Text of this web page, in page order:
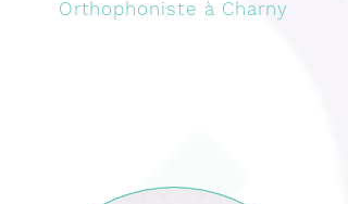
Orthophoniste à Charny